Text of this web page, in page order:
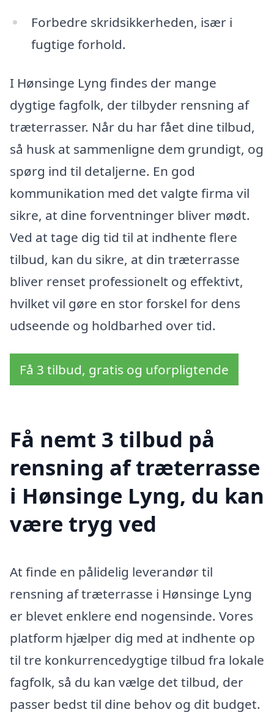
Forbedre skridsikkerheden, især i
fugtige forhold.
I Hønsinge Lyng findes der mange
dygtige fagfolk, der tilbyder rensning af
træterrasser. Når du har fået dine tilbud,
så husk at sammenligne dem grundigt, og
spørg ind til detaljerne. En god
kommunikation med det valgte firma vil
sikre, at dine forventninger bliver mødt.
Ved at tage dig tid til at indhente flere
tilbud, kan du sikre, at din træterrasse
bliver renset professionelt og effektivt,
hvilket vil gøre en stor forskel for dens
udseende og holdbarhed over tid.
Få 3 tilbud, gratis og uforpligtende
Få nemt 3 tilbud på
rensning af træterrasse
i Hønsinge Lyng, du kan
være tryg ved
At finde en pålidelig leverandør til
rensning af træterrasse i Hønsinge Lyng
er blevet enklere end nogensinde. Vores
platform hjælper dig med at indhente op
til tre konkurrencedygtige tilbud fra lokale
fagfolk, så du kan vælge det tilbud, der
passer bedst til dine behov og dit budget.